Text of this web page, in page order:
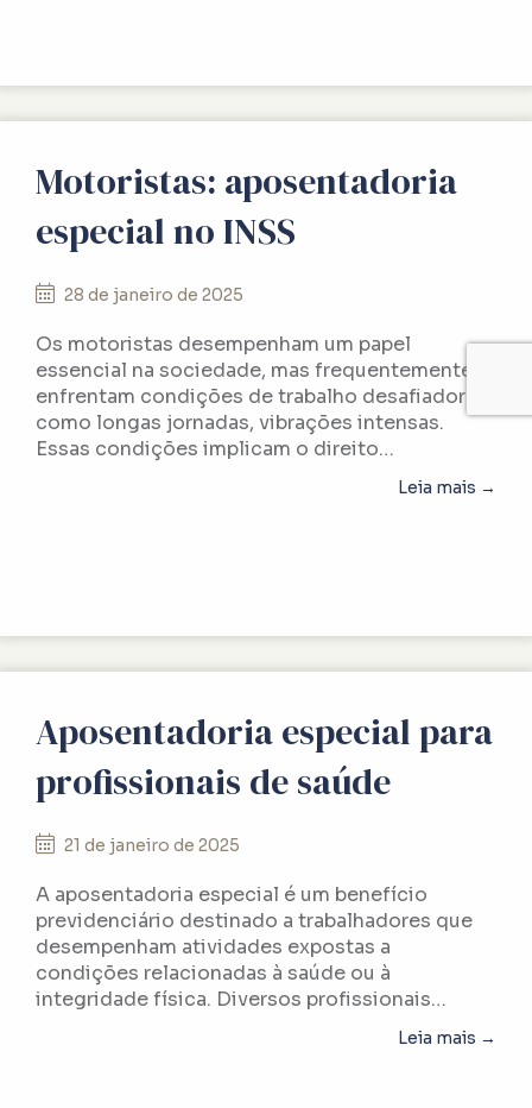
Motoristas: aposentadoria
especial no INSS
28 de janeiro de 2025
Os motoristas desempenham um papel
essencial na sociedade, mas frequentemente
enfrentam condições de trabalho desafiadoras,
como longas jornadas, vibrações intensas.
Essas condições implicam o direito…
Leia mais →
Aposentadoria especial para
profissionais de saúde
21 de janeiro de 2025
A aposentadoria especial é um benefício
previdenciário destinado a trabalhadores que
desempenham atividades expostas a
condições relacionadas à saúde ou à
integridade física. Diversos profissionais…
Leia mais →